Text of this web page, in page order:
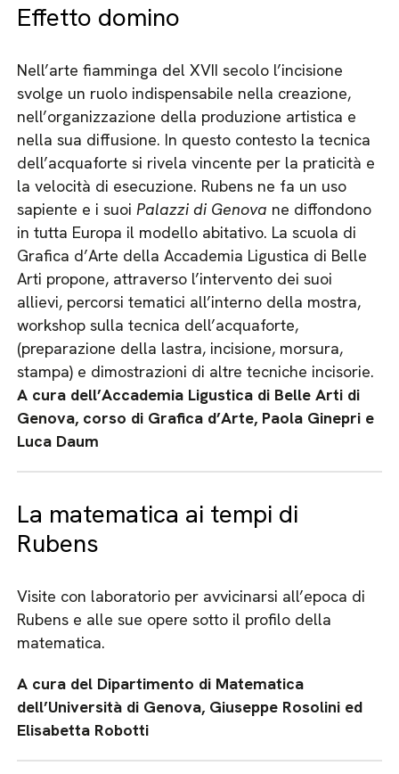
Effetto domino
Nell’arte fiamminga del XVII secolo l’incisione
svolge un ruolo indispensabile nella creazione,
nell’organizzazione della produzione artistica e
nella sua diffusione. In questo contesto la tecnica
dell’acquaforte si rivela vincente per la praticità e
la velocità di esecuzione. Rubens ne fa un uso
sapiente e i suoiPalazzi di Genova ne diffondono
in tutta Europa il modello abitativo. La scuola di
Grafica d’Arte della Accademia Ligustica di Belle
Arti propone, attraverso l’intervento dei suoi
allievi, percorsi tematici all’interno della mostra,
workshop sulla tecnica dell’acquaforte,
(preparazione della lastra, incisione, morsura,
stampa) e dimostrazioni di altre tecniche incisorie.
A cura dell’Accademia Ligustica di Belle Arti di
Genova, corso di Grafica d’Arte, Paola Ginepri e
Luca Daum
La matematica ai tempi di
Rubens
Visite con laboratorio per avvicinarsi all’epoca di
Rubens e alle sue opere sotto il profilo della
matematica.
A cura del Dipartimento di Matematica
dell’Università di Genova, Giuseppe Rosolini ed
Elisabetta Robotti